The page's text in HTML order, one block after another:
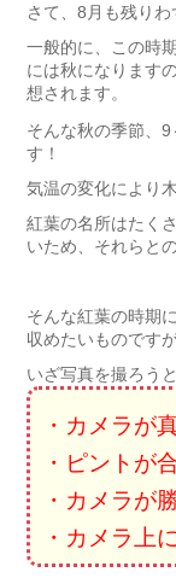
さて、8月も残り
一般的に、この時
には秋になります
想されます。
そんな秋の季節、
す！
気温の変化により
紅葉の名所はたく
いため、それらと
そんな紅葉の時期
収めたいものですが
いざ写真を撮ろう
・カメラが
・ピントが
・カメラが
・カメラ上